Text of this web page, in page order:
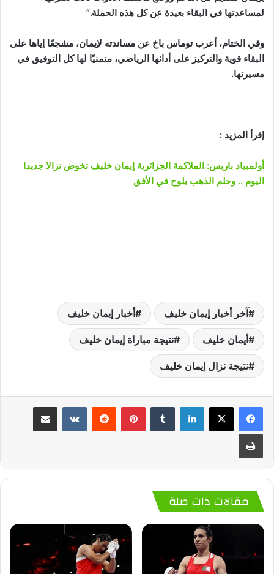
لمساعدتها في البقاء بعيدة عن كل هذه الحملة.”
وفي الختام، أعرب توماس باخ عن مساندته لإيمان، مشجعًا إياها على
البقاء قوية والتركيز على أدائها الرياضي، متمنيًا لها كل التوفيق في
مسيرتها.
إقرأ المزيد :
أولمبياد باريس: الملاكمة الجزائرية إيمان خليف تخوض نزالا جديدا
اليوم .. وحلم الذهب يلوح في الأفق
آخر أخبار إيمان خليف أخبار إيمان خليف
أيمان خليف نتيجة مباراة إيمان خليف
نتيجة نزال إيمان خليف
لينكدإن بينتيريست
مقالات ذات صلة